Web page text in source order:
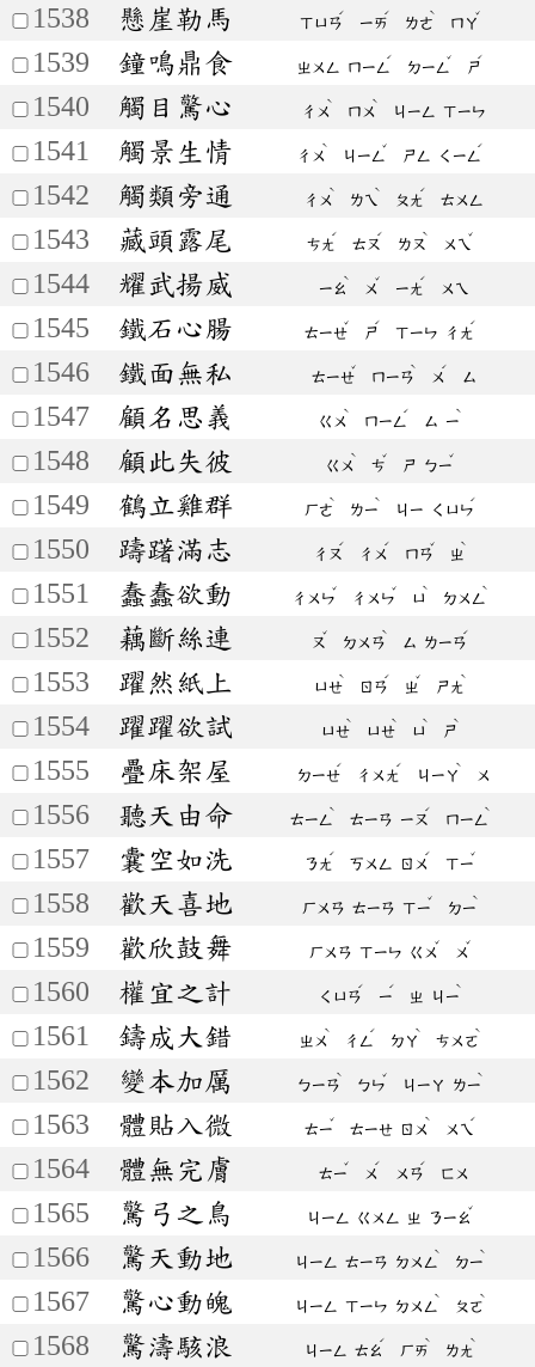
1538 懸崖勒馬 ㄒㄩㄢ
ˊ
ㄧㄞ
ˊ
ㄌㄜ
ˋ
ㄇㄚ
ˇ
1539 鐘鳴鼎食 ㄓㄨㄥ ㄇㄧㄥ
ˊ
ㄉㄧㄥ
ˇ
ㄕ
ˊ
1540 觸目驚心 ㄔㄨ
ˋ
ㄇㄨ
ˋ
ㄐㄧㄥ ㄒㄧㄣ
1541 觸景生情 ㄔㄨ
ˋ
ㄐㄧㄥ
ˇ
ㄕㄥ ㄑㄧㄥ
ˊ
1542 觸類旁通 ㄔㄨ
ˋ
ㄌㄟ
ˋ
ㄆㄤ
ˊ
ㄊㄨㄥ
1543 藏頭露尾 ㄘㄤ
ˊ
ㄊㄡ
ˊ
ㄌㄡ
ˋ
ㄨㄟ
ˇ
1544 耀武揚威 ㄧㄠ
ˋ
ㄨ
ˇ
ㄧㄤ
ˊ
ㄨㄟ
1545 鐵石心腸 ㄊㄧㄝ
ˇ
ㄕ
ˊ
ㄒㄧㄣ ㄔㄤ
ˊ
1546 鐵面無私 ㄊㄧㄝ
ˇ
ㄇㄧㄢ
ˋ
ㄨ
ˊ
ㄙ
1547 顧名思義 ㄍㄨ
ˋ
ㄇㄧㄥ
ˊ
ㄙ ㄧ
ˋ
1548 顧此失彼 ㄍㄨ
ˋ
ㄘ
ˇ
ㄕ ㄅㄧ
ˇ
1549 鶴立雞群 ㄏㄜ
ˋ
ㄌㄧ
ˋ
ㄐㄧ ㄑㄩㄣ
ˊ
1550 躊躇滿志 ㄔㄡ
ˊ
ㄔㄨ
ˊ
ㄇㄢ
ˇ
ㄓ
ˋ
1551 蠢蠢欲動 ㄔㄨㄣ
ˇ
ㄔㄨㄣ
ˇ
ㄩ
ˋ
ㄉㄨㄥ
ˋ
1552 藕斷絲連 ㄡ
ˇ
ㄉㄨㄢ
ˋ
ㄙ ㄌㄧㄢ
ˊ
1553 躍然紙上 ㄩㄝ
ˋ
ㄖㄢ
ˊ
ㄓ
ˇ
ㄕㄤ
ˋ
1554 躍躍欲試 ㄩㄝ
ˋ
ㄩㄝ
ˋ
ㄩ
ˋ
ㄕ
ˋ
1555 疊床架屋 ㄉㄧㄝ
ˊ
ㄔㄨㄤ
ˊ
ㄐㄧㄚ
ˋ
ㄨ
1556 聽天由命 ㄊㄧㄥ
ˋ
ㄊㄧㄢ ㄧㄡ
ˊ
ㄇㄧㄥ
ˋ
1557 囊空如洗 ㄋㄤ
ˊ
ㄎㄨㄥ ㄖㄨ
ˊ
ㄒㄧ
ˇ
1558 歡天喜地 ㄏㄨㄢ ㄊㄧㄢ ㄒㄧ
ˇ
ㄉㄧ
ˋ
1559 歡欣鼓舞 ㄏㄨㄢ ㄒㄧㄣ ㄍㄨ
ˇ
ㄨ
ˇ
1560 權宜之計 ㄑㄩㄢ
ˊ
ㄧ
ˊ
ㄓ ㄐㄧ
ˋ
1561 鑄成大錯 ㄓㄨ
ˋ
ㄔㄥ
ˊ
ㄉㄚ
ˋ
ㄘㄨㄛ
ˋ
1562 變本加厲 ㄅㄧㄢ
ˋ
ㄅㄣ
ˇ
ㄐㄧㄚ ㄌㄧ
ˋ
1563 體貼入微 ㄊㄧ
ˇ
ㄊㄧㄝ ㄖㄨ
ˋ
ㄨㄟ
ˊ
1564 體無完膚 ㄊㄧ
ˇ
ㄨ
ˊ
ㄨㄢ
ˊ
ㄈㄨ
1565 驚弓之鳥 ㄐㄧㄥ ㄍㄨㄥ ㄓ ㄋㄧㄠ
ˇ
1566 驚天動地 ㄐㄧㄥ ㄊㄧㄢ ㄉㄨㄥ
ˋ
ㄉㄧ
ˋ
1567 驚心動魄 ㄐㄧㄥ ㄒㄧㄣ ㄉㄨㄥ
ˋ
ㄆㄛ
ˋ
1568 驚濤駭浪 ㄐㄧㄥ ㄊㄠ
ˊ
ㄏㄞ
ˋ
ㄌㄤ
ˋ